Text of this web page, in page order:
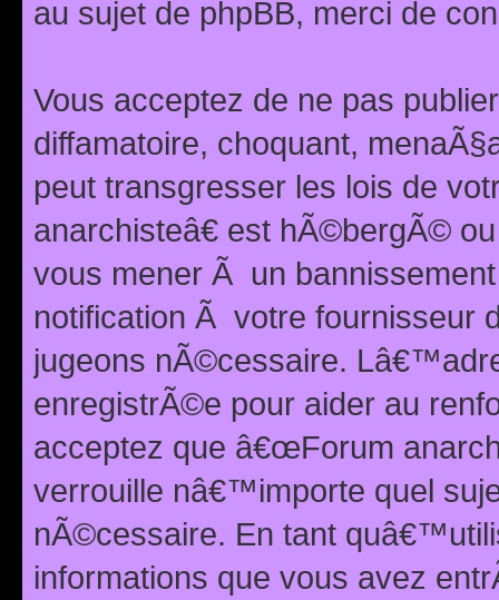
au sujet de phpBB, merci de
Vous acceptez de ne pas
diffamatoire, choquant,
peut transgresser les lois de
anarchisteâ€ est hÃ©bergÃ©
vous mener Ã un
notification Ã votre fournisseur
jugeons nÃ©cessaire.
enregistrÃ©e pour aider au
acceptez que â€œForum
verrouille nâ€™importe quel
nÃ©cessaire. En tant
informations que vous avez